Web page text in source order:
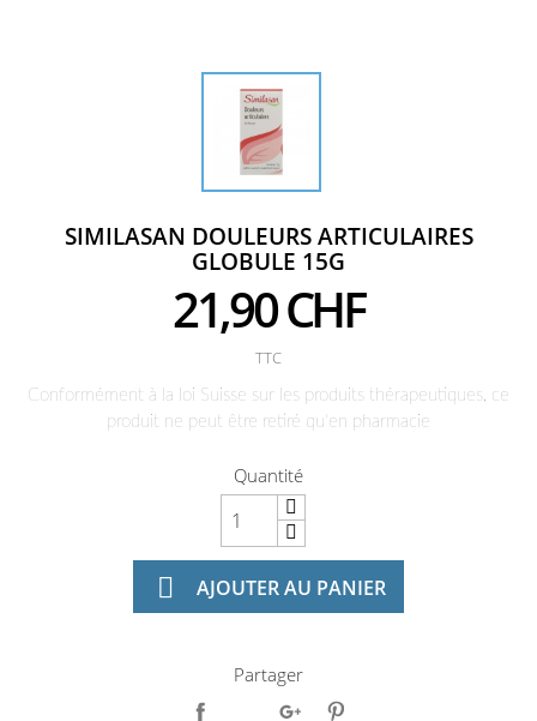
SIMILASAN DOULEURS ARTICULAIRES
GLOBULE 15G
21,90 CHF
TTC
Conformément à la loi Suisse sur les produits thérapeutiques, ce
produit ne peut être retiré qu'en pharmacie
Quantité
 AJOUTER AU PANIER
Partager